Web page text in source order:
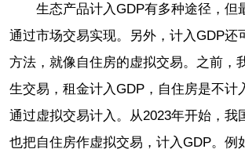
生态产品计入GDP有多种途径，但
通过市场交易实现。另外，计入GDP还
方法，就像自住房的虚拟交易。之前，
生交易，租金计入GDP，自住房是不计
通过虚拟交易计入。从2023年开始，我
也把自住房作虚拟交易，计入GDP。例